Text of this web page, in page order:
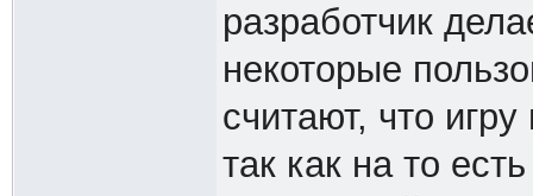
разработчик
некоторые
считают, что
так как на то